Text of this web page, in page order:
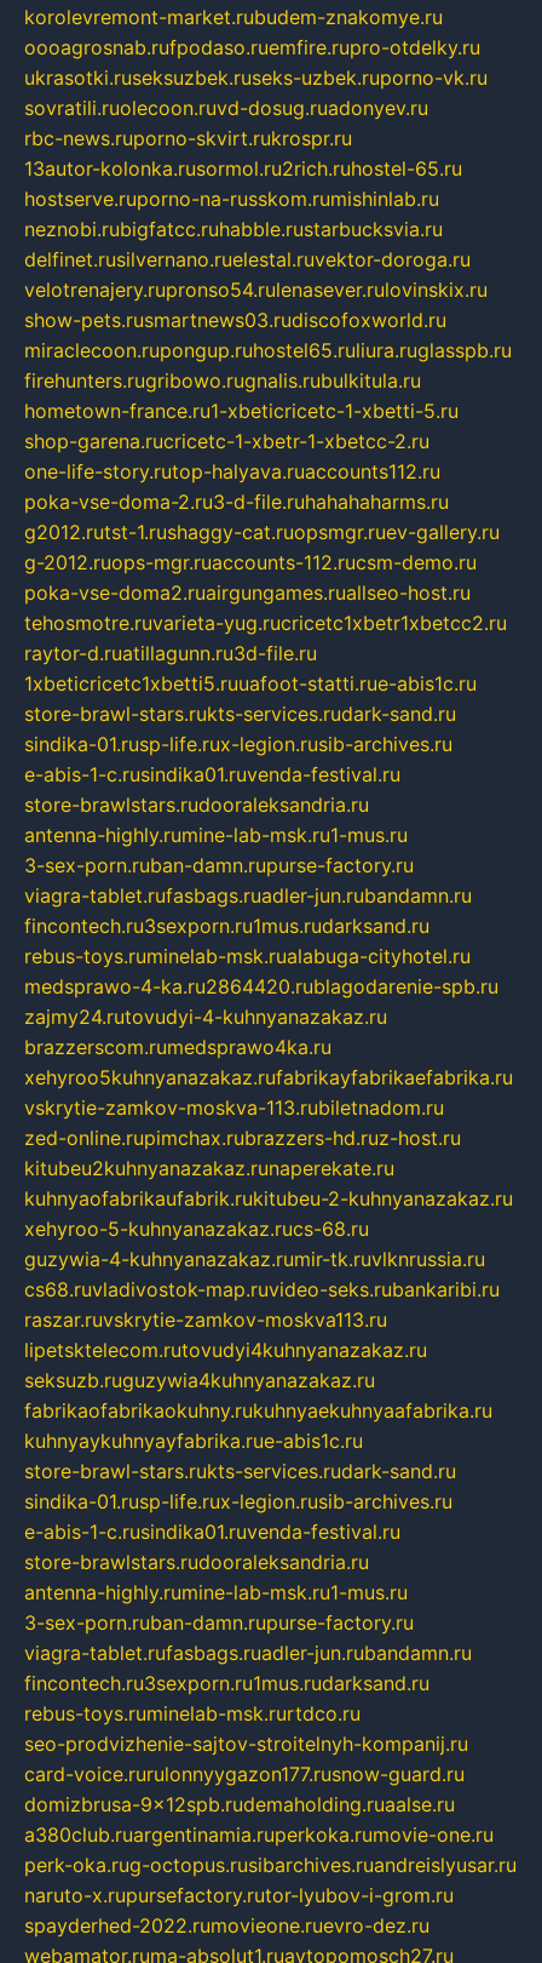
korolevremont-market.rubudem-znakomye.ru
oooagrosnab.rufpodaso.ruemfire.rupro-otdelky.ru
ukrasotki.ruseksuzbek.ruseks-uzbek.ruporno-vk.ru
sovratili.ruolecoon.ruvd-dosug.ruadonyev.ru
rbc-news.ruporno-skvirt.rukrospr.ru
13autor-kolonka.rusormol.ru2rich.ruhostel-65.ru
hostserve.ruporno-na-russkom.rumishinlab.ru
neznobi.rubigfatcc.ruhabble.rustarbucksvia.ru
delfinet.rusilvernano.ruelestal.ruvektor-doroga.ru
velotrenajery.rupronso54.rulenasever.rulovinskix.ru
show-pets.rusmartnews03.rudiscofoxworld.ru
miraclecoon.rupongup.ruhostel65.ruliura.ruglasspb.ru
firehunters.rugribowo.rugnalis.rubulkitula.ru
hometown-france.ru1-xbeticricetc-1-xbetti-5.ru
shop-garena.rucricetc-1-xbetr-1-xbetcc-2.ru
one-life-story.rutop-halyava.ruaccounts112.ru
poka-vse-doma-2.ru3-d-file.ruhahahaharms.ru
g2012.rutst-1.rushaggy-cat.ruopsmgr.ruev-gallery.ru
g-2012.ruops-mgr.ruaccounts-112.rucsm-demo.ru
poka-vse-doma2.ruairgungames.ruallseo-host.ru
tehosmotre.ruvarieta-yug.rucricetc1xbetr1xbetcc2.ru
raytor-d.ruatillagunn.ru3d-file.ru
1xbeticricetc1xbetti5.ruuafoot-statti.rue-abis1c.ru
store-brawl-stars.rukts-services.rudark-sand.ru
sindika-01.rusp-life.rux-legion.rusib-archives.ru
e-abis-1-c.rusindika01.ruvenda-festival.ru
store-brawlstars.rudooraleksandria.ru
antenna-highly.rumine-lab-msk.ru1-mus.ru
3-sex-porn.ruban-damn.rupurse-factory.ru
viagra-tablet.rufasbags.ruadler-jun.rubandamn.ru
fincontech.ru3sexporn.ru1mus.rudarksand.ru
rebus-toys.ruminelab-msk.rualabuga-cityhotel.ru
medsprawo-4-ka.ru2864420.rublagodarenie-spb.ru
zajmy24.rutovudyi-4-kuhnyanazakaz.ru
brazzerscom.rumedsprawo4ka.ru
xehyroo5kuhnyanazakaz.rufabrikayfabrikaefabrika.ru
vskrytie-zamkov-moskva-113.rubiletnadom.ru
zed-online.rupimchax.rubrazzers-hd.ruz-host.ru
kitubeu2kuhnyanazakaz.runaperekate.ru
kuhnyaofabrikaufabrik.rukitubeu-2-kuhnyanazakaz.ru
xehyroo-5-kuhnyanazakaz.rucs-68.ru
guzywia-4-kuhnyanazakaz.rumir-tk.ruvlknrussia.ru
cs68.ruvladivostok-map.ruvideo-seks.rubankaribi.ru
raszar.ruvskrytie-zamkov-moskva113.ru
lipetsktelecom.rutovudyi4kuhnyanazakaz.ru
seksuzb.ruguzywia4kuhnyanazakaz.ru
fabrikaofabrikaokuhny.rukuhnyaekuhnyaafabrika.ru
kuhnyaykuhnyayfabrika.rue-abis1c.ru
store-brawl-stars.rukts-services.rudark-sand.ru
sindika-01.rusp-life.rux-legion.rusib-archives.ru
e-abis-1-c.rusindika01.ruvenda-festival.ru
store-brawlstars.rudooraleksandria.ru
antenna-highly.rumine-lab-msk.ru1-mus.ru
3-sex-porn.ruban-damn.rupurse-factory.ru
viagra-tablet.rufasbags.ruadler-jun.rubandamn.ru
fincontech.ru3sexporn.ru1mus.rudarksand.ru
rebus-toys.ruminelab-msk.rurtdco.ru
seo-prodvizhenie-sajtov-stroitelnyh-kompanij.ru
card-voice.rurulonnyygazon177.rusnow-guard.ru
domizbrusa-9x12spb.rudemaholding.ruaalse.ru
a380club.ruargentinamia.ruperkoka.rumovie-one.ru
perk-oka.rug-octopus.rusibarchives.ruandreislyusar.ru
naruto-x.rupursefactory.rutor-lyubov-i-grom.ru
spayderhed-2022.rumovieone.ruevro-dez.ru
webamator.ruma-absolut1.ruavtopomosch27.ru